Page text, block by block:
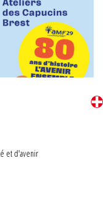
et d'avenir